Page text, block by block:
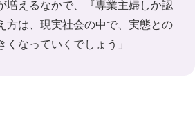
増えるなかで、『専業主婦しか認
方は、現実社会の中で、実態との
なっていくでしょう」